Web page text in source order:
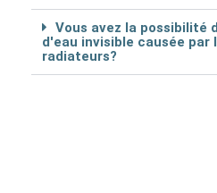
Vous avez la possibilité
d'eau invisible causée par
radiateurs?